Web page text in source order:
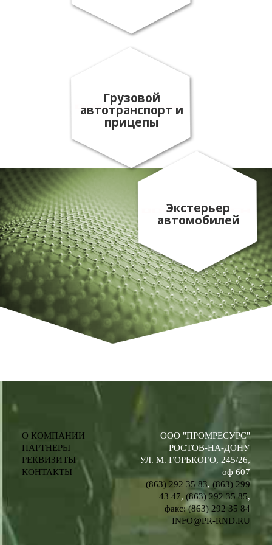
Грузовой
автотранспорт и
прицепы
Экстерьер
автомобилей
О КОМПАНИИ
ПАРТНЕРЫ
РЕКВИЗИТЫ
КОНТАКТЫ
ООО "ПРОМРЕСУРС"
РОСТОВ-НА-ДОНУ
УЛ. М. ГОРЬКОГО, 245/26,
оф 607
(863) 292 35 83,(863) 299
43 47,(863) 292 35 85,
факс: (863) 292 35 84
INFO@PR-RND.RU